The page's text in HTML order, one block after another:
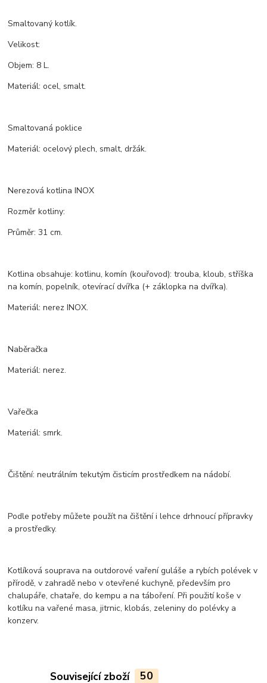
Smaltovaný kotlík.
Velikost:
Objem: 8 L.
Materiál: ocel, smalt.
Smaltovaná poklice
Materiál: ocelový plech, smalt, držák.
Nerezová kotlina INOX
Rozměr kotliny:
Průměr: 31 cm.
Kotlina obsahuje: kotlinu, komín (kouřovod): trouba, kloub, stříška
na komín, popelník, otevírací dvířka (+ záklopka na dvířka).
Materiál: nerez INOX.
Naběračka
Materiál: nerez.
Vařečka
Materiál: smrk.
Čištění: neutrálním tekutým čisticím prostředkem na nádobí.
Podle potřeby můžete použít na čištění i lehce drhnoucí přípravky
a prostředky.
Kotlíková souprava na outdorové vaření guláše a rybích polévek v
přírodě, v zahradě nebo v otevřené kuchyně, především pro
chalupáře, chataře, do kempu a na táboření. Při použití koše v
kotlíku na vařené masa, jitrnic, klobás, zeleniny do polévky a
konzerv.
Související zboží 50